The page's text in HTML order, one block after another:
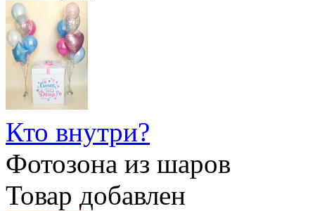
Кто внутри?
Фотозона из шаров
Товар добавлен